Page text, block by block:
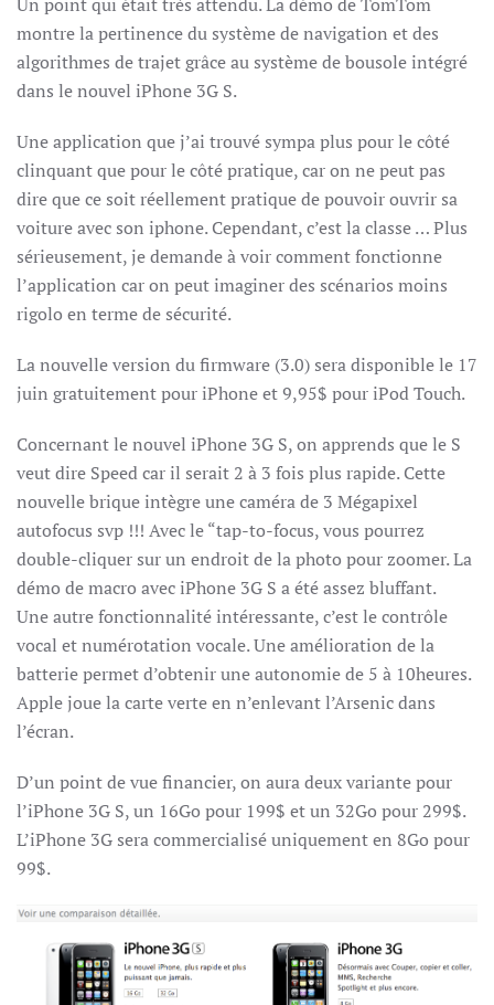
montre la pertinence du système de navigation et des
algorithmes de trajet grâce au système de bousole intégré
dans le nouvel iPhone 3G S.
Une application que j’ai trouvé sympa plus pour le côté
clinquant que pour le côté pratique, car on ne peut pas
dire que ce soit réellement pratique de pouvoir ouvrir sa
voiture avec son iphone. Cependant, c’est la classe … Plus
sérieusement, je demande à voir comment fonctionne
l’application car on peut imaginer des scénarios moins
rigolo en terme de sécurité.
La nouvelle version du firmware (3.0) sera disponible le 17
juin gratuitement pour iPhone et 9,95$ pour iPod Touch.
Concernant le nouvel iPhone 3G S, on apprends que le S
veut dire Speed car il serait 2 à 3 fois plus rapide. Cette
nouvelle brique intègre une caméra de 3 Mégapixel
autofocus svp !!! Avec le “tap-to-focus, vous pourrez
double-cliquer sur un endroit de la photo pour zoomer. La
démo de macro avec iPhone 3G S a été assez bluffant.
Une autre fonctionnalité intéressante, c’est le contrôle
vocal et numérotation vocale. Une amélioration de la
batterie permet d’obtenir une autonomie de 5 à 10heures.
Apple joue la carte verte en n’enlevant l’Arsenic dans
l’écran.
D’un point de vue financier, on aura deux variante pour
l’iPhone 3G S, un 16Go pour 199$ et un 32Go pour 299$.
L’iPhone 3G sera commercialisé uniquement en 8Go pour
99$.